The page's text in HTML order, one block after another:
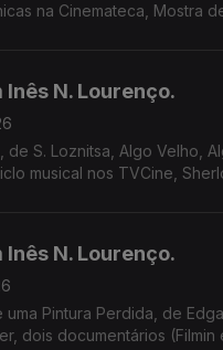
na Cinemateca, Mostra
N. Lourenço.
de S. Loznitsa, Algo Velho,
musical nos TVCine,
N. Lourenço.
Pintura Perdida, de
dois documentários